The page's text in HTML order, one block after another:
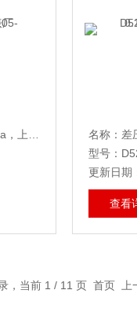
型号：
更新日期
查看
，当前 1 / 11 页 首页 上